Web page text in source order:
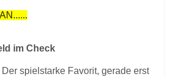
im Check
Der spielstarke Favorit, gerade erst